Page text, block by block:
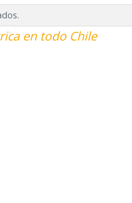
en todo Chile